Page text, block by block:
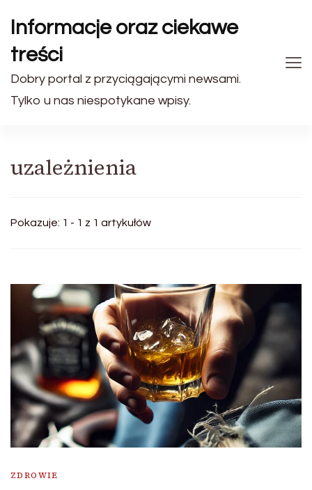
Informacje oraz ciekawe
treści
Dobry portal z przyciągającymi newsami.
Tylko u nas niespotykane wpisy.
uzależnienia
Pokazuje: 1 - 1 z 1 artykułów
ZDROWIE